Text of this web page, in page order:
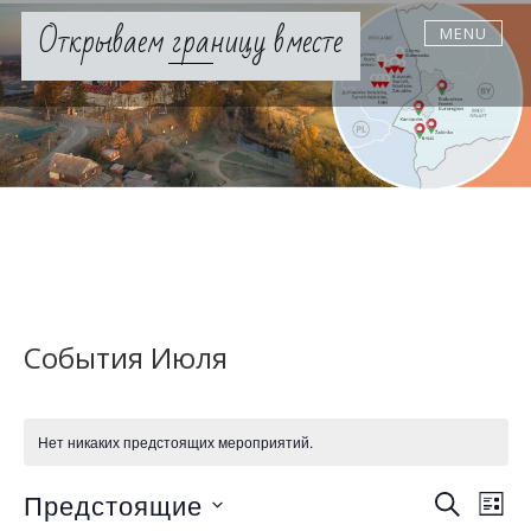
Skip
contentОткрываем границу вместе MENU
События Июля
Нет никаких предстоящих мероприятий.
П
ПОИСК
М
е
Предстоящие